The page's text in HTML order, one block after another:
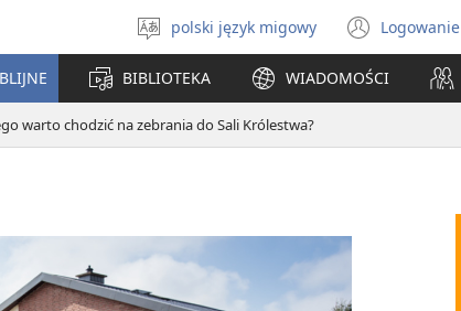
Wybór
języka
polski język migowy Logowanie
(opens
new
window)
BIBLIOTEKA WIADOMOŚCI
warto chodzić na zebrania do Sali Królestwa?